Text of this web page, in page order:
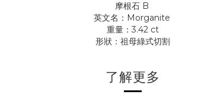
摩根石 B
英文名：Morganite
重量：3.42 ct
形狀：祖母綠式切割
了解更多